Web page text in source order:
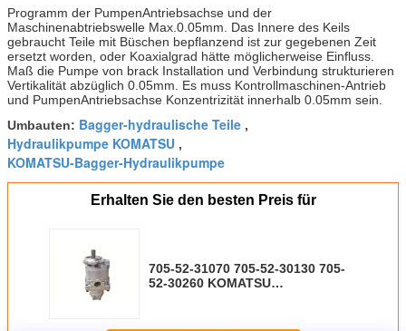
Programm der PumpenAntriebsachse und der
Maschinenabtriebswelle Max.0.05mm. Das Innere des Keils
gebraucht Teile mit Büschen bepflanzend ist zur gegebenen Zeit
ersetzt worden, oder Koaxialgrad hätte möglicherweise Einfluss.
Maß die Pumpe von brack Installation und Verbindung strukturieren
Vertikalität abzüglich 0.05mm. Es muss Kontrollmaschinen-Antrieb
und PumpenAntriebsachse Konzentrizität innerhalb 0.05mm sein.
Umbauten: Bagger-hydraulische Teile ,
Hydraulikpumpe KOMATSU ,
KOMATSU-Bagger-Hydraulikpumpe
Erhalten Sie den besten Preis für
705-52-31070 705-52-30130 705-
52-30260 KOMATSU